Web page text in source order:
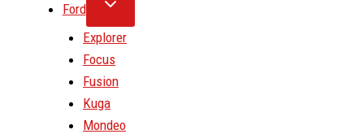
Ford
Explorer
Focus
Fusion
Kuga
Mondeo